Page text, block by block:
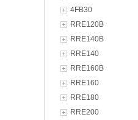
4FB30
RRE120B
RRE140B
RRE140
RRE160B
RRE160
RRE180
RRE200